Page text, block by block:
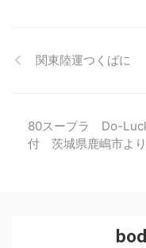
関東陸運つくば
80スープラ Do-
付 茨城県鹿嶋市より